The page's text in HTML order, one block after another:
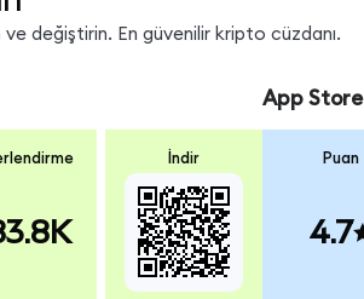
değiştirin. En güvenilir kripto cüzdanı.
İndir
App Store
Puan
4.7